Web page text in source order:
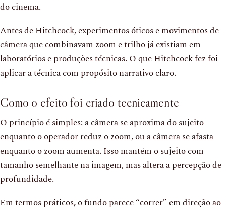
do cinema.
Antes de Hitchcock, experimentos óticos e movimentos de
câmera que combinavam zoom e trilho já existiam em
laboratórios e produções técnicas. O que Hitchcock fez foi
aplicar a técnica com propósito narrativo claro.
Como o efeito foi criado tecnicamente
O princípio é simples: a câmera se aproxima do sujeito
enquanto o operador reduz o zoom, ou a câmera se afasta
enquanto o zoom aumenta. Isso mantém o sujeito com
tamanho semelhante na imagem, mas altera a percepção de
profundidade.
Em termos práticos, o fundo parece “correr” em direção ao